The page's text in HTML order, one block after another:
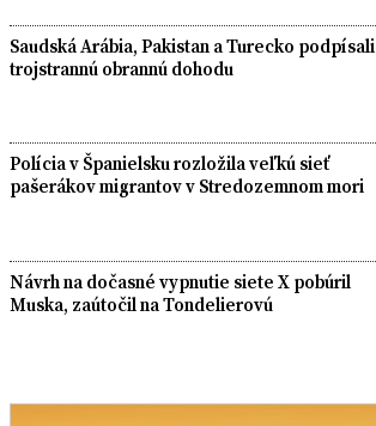
Saudská Arábia, Pakistan a Turecko podpísali
trojstrannú obrannú dohodu
Polícia v Španielsku rozložila veľkú sieť
pašerákov migrantov v Stredozemnom mori
Návrh na dočasné vypnutie siete X pobúril
Muska, zaútočil na Tondelierovú